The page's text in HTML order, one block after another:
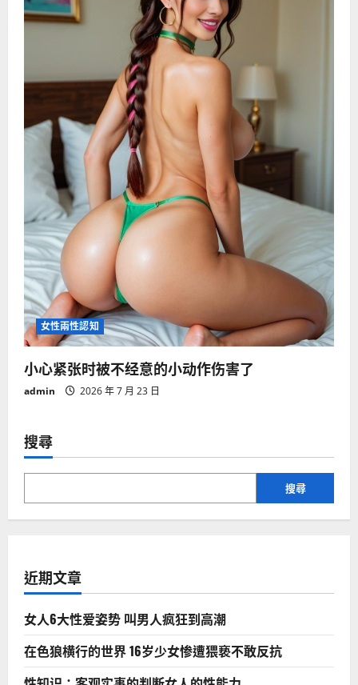
女性兩性認知
小心紧张时被不经意的小动作伤害了
admin 2026 年 7 月 23 日
搜尋
搜尋
近期文章
女人6大性爱姿势 叫男人疯狂到高潮
在色狼横行的世界 16岁少女惨遭猥亵不敢反抗